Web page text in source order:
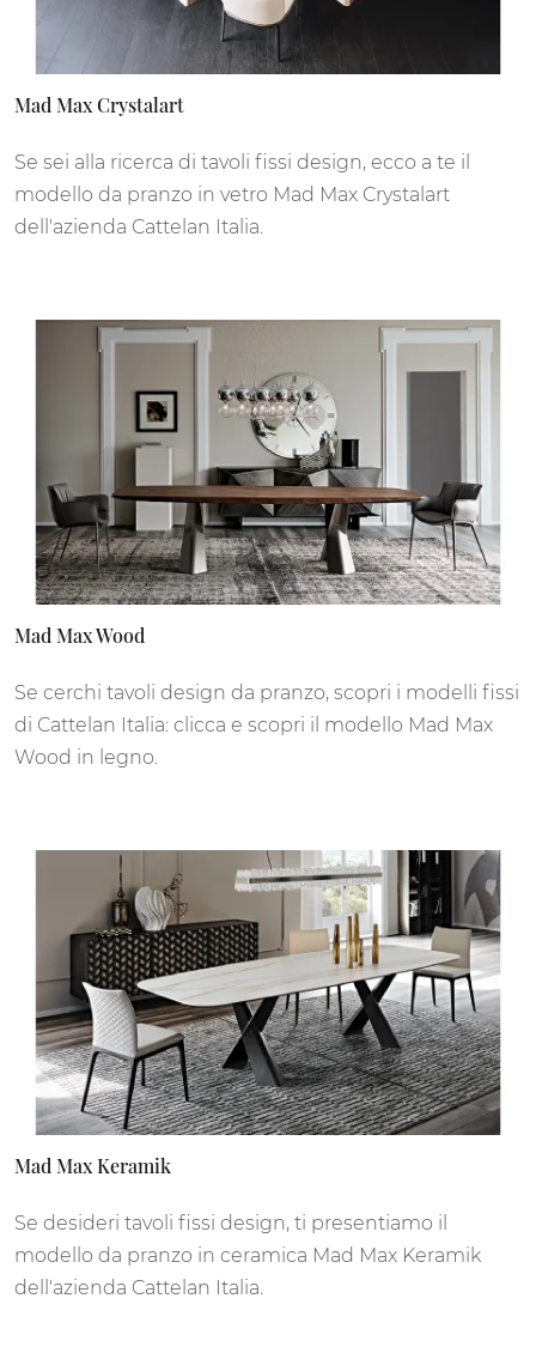
Mad Max Crystalart
Se sei alla ricerca di tavoli fissi design, ecco a te il
modello da pranzo in vetro Mad Max Crystalart
dell'azienda Cattelan Italia.
Mad Max Wood
Se cerchi tavoli design da pranzo, scopri i modelli fissi
di Cattelan Italia: clicca e scopri il modello Mad Max
Wood in legno.
Mad Max Keramik
Se desideri tavoli fissi design, ti presentiamo il
modello da pranzo in ceramica Mad Max Keramik
dell'azienda Cattelan Italia.